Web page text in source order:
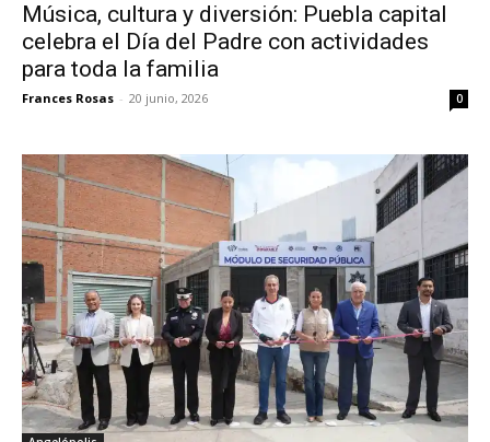
Música, cultura y diversión: Puebla capital
celebra el Día del Padre con actividades
para toda la familia
Frances Rosas - 20 junio, 2026 0